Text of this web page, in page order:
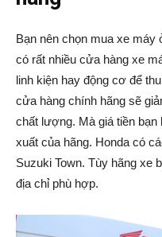
Bạn nên chọn mua xe
có rất nhiều cửa hàng xe
linh kiện hay động cơ để
cửa hàng chính hãng sẽ
chất lượng. Mà giá tiền bạn
xuất của hãng. Honda có
Suzuki Town. Tùy hãng xe
địa chỉ phù hợp.